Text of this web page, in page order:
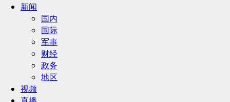
新闻
国内
国际
军事
财经
政务
地区
视频